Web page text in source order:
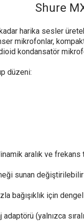
Shure
harika sesler
mikrofonlar,
kondansatör
düzeni:
aralık ve
sunan
bağışıklık için
(yalnızca